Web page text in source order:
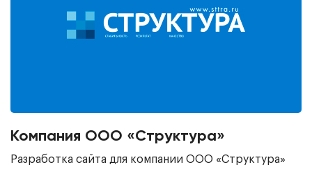
Компания ООО «Структура»
Разработка сайта для компании ООО «Структура»